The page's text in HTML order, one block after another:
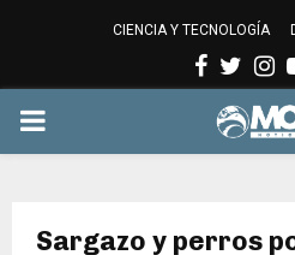
CIENCIA Y TECNOLOGÍA
PRIMARY
Sargazo y perros